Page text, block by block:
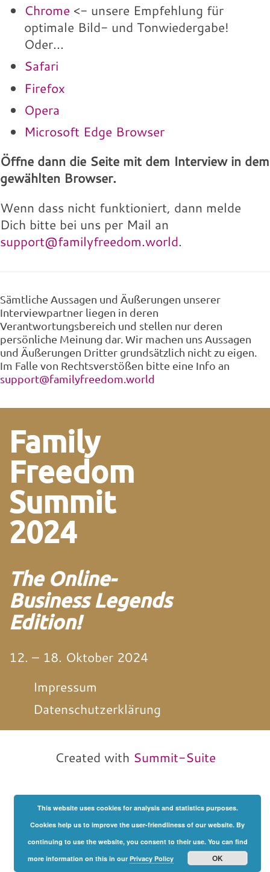
Chrome <- unsere Empfehlung für
optimale Bild- und Tonwiedergabe!
Oder...
Safari
Firefox
Opera
Microsoft Edge Browser
Öffne dann die Seite mit dem Interview in dem
gewählten Browser.
Wenn dass nicht funktioniert, dann melde
Dich bitte bei uns per Mail an
support@familyfreedom.world.
Sämtliche Aussagen und Äußerungen unserer
Interviewpartner liegen in deren
Verantwortungsbereich und stellen nur deren
persönliche Meinung dar. Wir machen uns Aussagen
und Äußerungen Dritter grundsätzlich nicht zu eigen.
Im Falle von Rechtsverstößen bitte eine Info an
support@familyfreedom.world
Family
Freedom
Summit
2024
The Online-
Business Legends
Edition!
12. – 18. Oktober 2024
Impressum
Datenschutzerklärung
Created with Summit-Suite
This website uses cookies for analysis and statistics purposes.
Cookies help us to improve the user-friendliness of our website. By
continuing to use the website, you consent to their use. You can find
more information on this in our Privacy Policy OK